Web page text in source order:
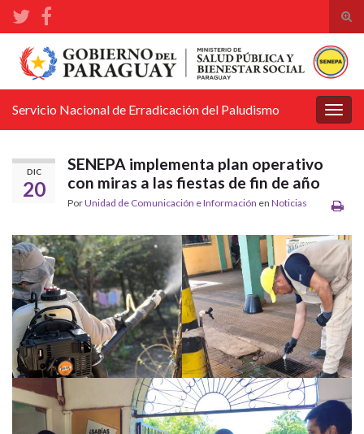
el
de
Search for:
la
Servicio Nacional de Erradicación del Paludismo
DIC
20
SENEPA implementa plan operativo
con miras a las fiestas de fin de año
PorUnidad de Comunicación e Información en Noticias